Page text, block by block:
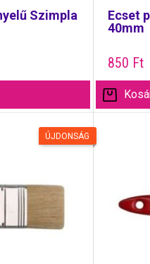
Szimpla
Ecset
40mm
850 Ft
ÚJDONSÁG